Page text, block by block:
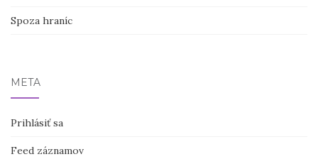
Spoza hraníc
META
Prihlásiť sa
Feed záznamov